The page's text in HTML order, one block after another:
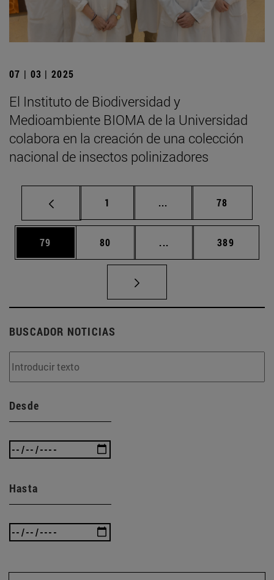
07 | 03 | 2025
El Instituto de Biodiversidad y
Medioambiente BIOMA de la Universidad
colabora en la creación de una colección
nacional de insectos polinizadores
Página
1 ... Páginas intermedias
Página
78
Página
79 Página
80 ... Páginas intermedias
Página
389
BUSCADOR NOTICIAS
Desde
Hasta